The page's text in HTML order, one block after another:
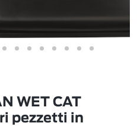
WET CAT
pezzetti in